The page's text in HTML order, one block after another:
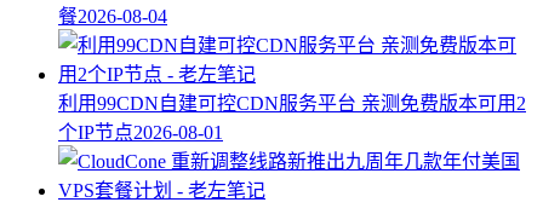
餐2026-08-04
利用99CDN自建可控CDN服务平台 亲测免费版本可用2
个IP节点2026-08-01